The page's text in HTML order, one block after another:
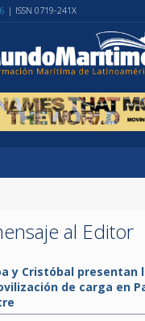
| ISSN 0719-241X
al Editor
y Cristóbal presentan
de carga en